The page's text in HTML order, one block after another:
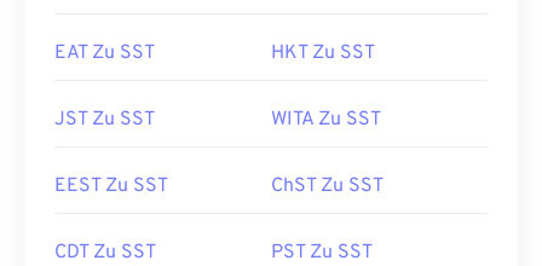
EAT Zu SST HKT Zu SST
JST Zu SST WITA Zu SST
EEST Zu SST ChST Zu SST
CDT Zu SST PST Zu SST